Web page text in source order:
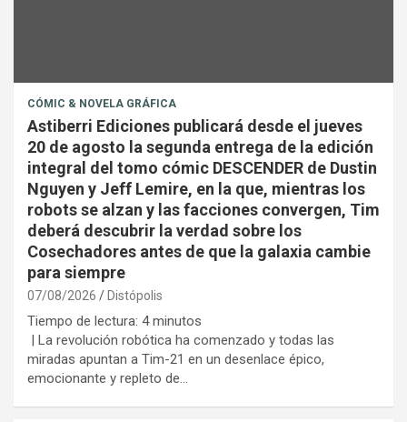
CÓMIC & NOVELA GRÁFICA
Astiberri Ediciones publicará desde el jueves
20 de agosto la segunda entrega de la edición
integral del tomo cómic DESCENDER de Dustin
Nguyen y Jeff Lemire, en la que, mientras los
robots se alzan y las facciones convergen, Tim
deberá descubrir la verdad sobre los
Cosechadores antes de que la galaxia cambie
para siempre
07/08/2026 Distópolis
Tiempo de lectura: 4 minutos
| La revolución robótica ha comenzado y todas las
miradas apuntan a Tim-21 en un desenlace épico,
emocionante y repleto de…